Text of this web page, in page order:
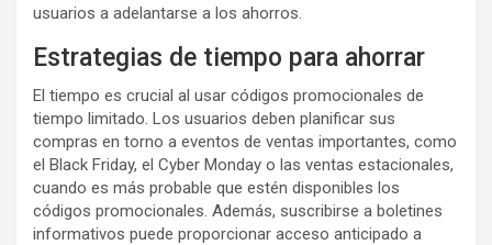
usuarios a adelantarse a los ahorros.
Estrategias de tiempo para ahorrar
El tiempo es crucial al usar códigos promocionales de
tiempo limitado. Los usuarios deben planificar sus
compras en torno a eventos de ventas importantes, como
el Black Friday, el Cyber Monday o las ventas estacionales,
cuando es más probable que estén disponibles los
códigos promocionales. Además, suscribirse a boletines
informativos puede proporcionar acceso anticipado a